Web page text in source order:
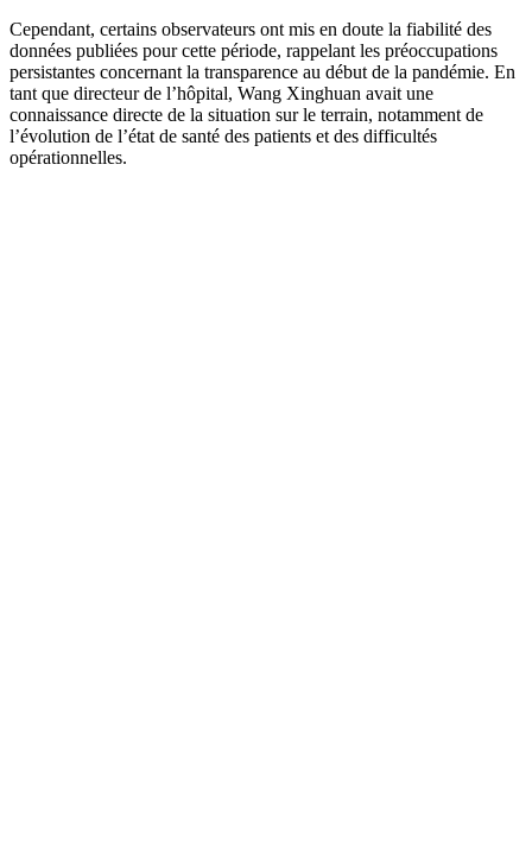
Cependant, certains observateurs ont mis en doute la fiabilité des
données publiées pour cette période, rappelant les préoccupations
persistantes concernant la transparence au début de la pandémie. En
tant que directeur de l’hôpital, Wang Xinghuan avait une
connaissance directe de la situation sur le terrain, notamment de
l’évolution de l’état de santé des patients et des difficultés
opérationnelles.